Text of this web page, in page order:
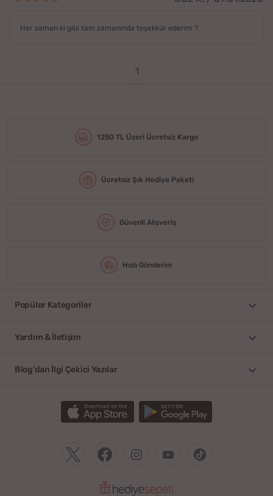
Her zaman ki gibi tam zamanında teşekkür ederim ?
1
1250 TL Üzeri Ücretsiz Kargo
Ücretsiz Şık Hediye Paketi
Güvenli Alışveriş
Hızlı Gönderim
Popüler Kategoriler
Yardım & İletişim
Blog'dan İlgi Çekici Yazılar